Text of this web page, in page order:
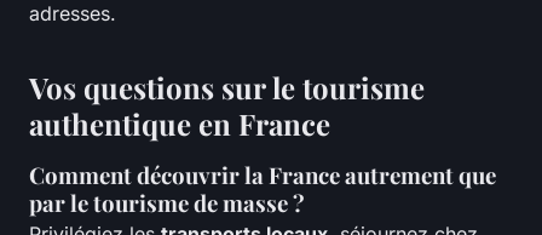
adresses.
Vos questions sur le tourisme
authentique en France
Comment découvrir la France autrement que
par le tourisme de masse ?